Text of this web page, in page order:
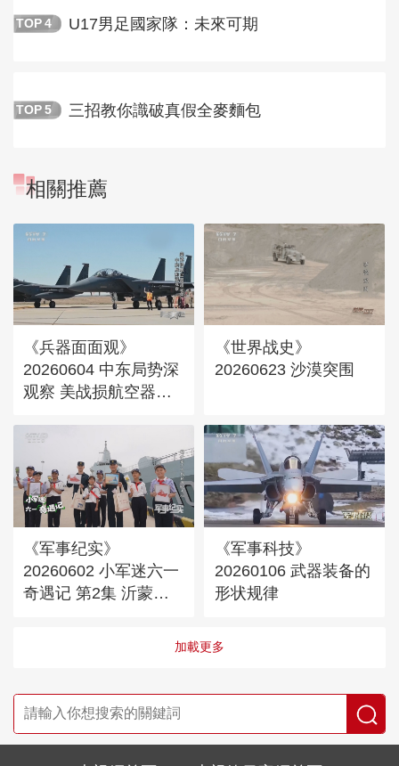
TOP 4 U17男足國家隊：未來可期
TOP 5 三招教你識破真假全麥麵包
相關推薦
《兵器面面观》
20260604 中东局势深
观察 美战损航空器超
《世界战史》
20260623 沙漠突围
《军事纪实》
20260602 小军迷六一
奇遇记 第2集 沂蒙少
《军事科技》
20260106 武器装备的
形状规律
加載更多